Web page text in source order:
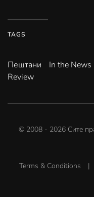
TAGS
Пештани In the News
Review
© 2008 - 2026 Сите
Terms & Conditions |